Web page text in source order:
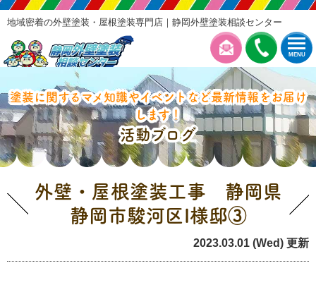
MENU
地域密着の外壁塗装・屋根塗装専門店｜静岡外壁塗装相談センター
塗装に関するマメ知識やイベントなど最新情報をお届け
します！
活動ブログ
外壁・屋根塗装工事 静岡県
静岡市駿河区I様邸③
2023.03.01 (Wed) 更新